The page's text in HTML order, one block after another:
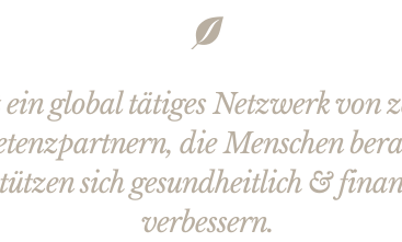
global tätiges Netzwerk von
die Menschen
sich gesundheitlich &
verbessern.